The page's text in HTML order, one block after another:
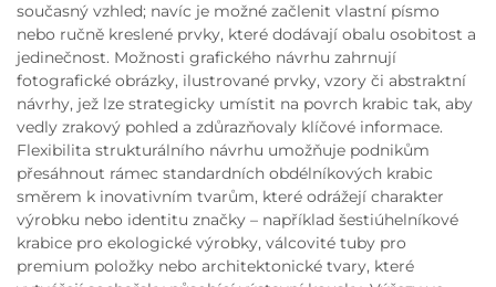
současný vzhled; navíc je možné začlenit vlastní písmo
nebo ručně kreslené prvky, které dodávají obalu osobitost a
jedinečnost. Možnosti grafického návrhu zahrnují
fotografické obrázky, ilustrované prvky, vzory či abstraktní
návrhy, jež lze strategicky umístit na povrch krabic tak, aby
vedly zrakový pohled a zdůrazňovaly klíčové informace.
Flexibilita strukturálního návrhu umožňuje podnikům
přesáhnout rámec standardních obdélníkových krabic
směrem k inovativním tvarům, které odrážejí charakter
výrobku nebo identitu značky – například šestiúhelníkové
krabice pro ekologické výrobky, válcovité tuby pro
premium položky nebo architektonické tvary, které